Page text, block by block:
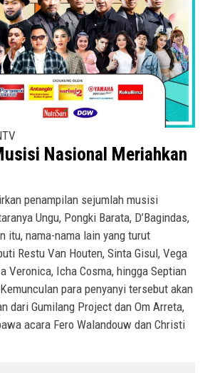
Nasional Meriahkan
penampilan sejumlah musisi
Ungu, Pongki Barata, D’Bagindas,
itu, nama-nama lain yang turut
Restu Van Houten, Sinta Gisul, Vega
Veronica, Icha Cosma, hingga Septian
para penyanyi tersebut akan
dari Gumilang Project dan Om Arreta,
acara Fero Walandouw dan Christi